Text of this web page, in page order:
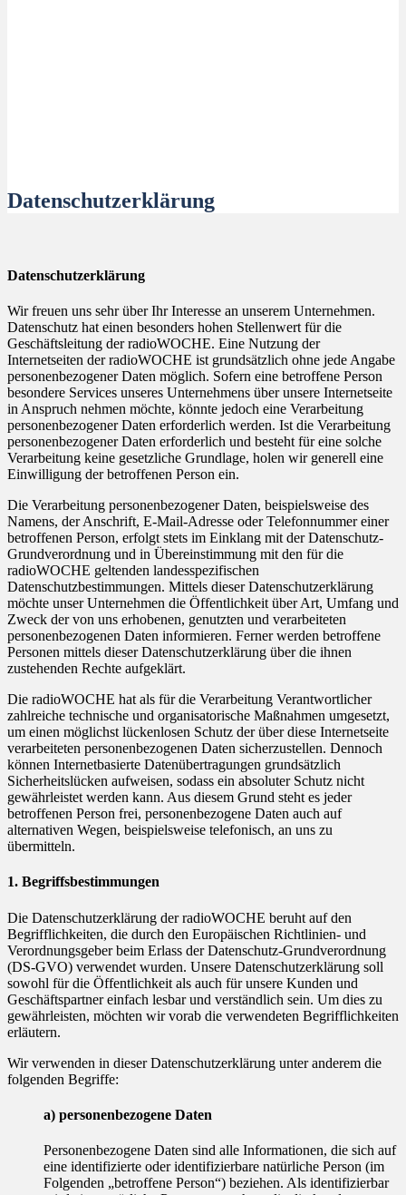
Datenschutzerklärung
Datenschutzerklärung
Wir freuen uns sehr über Ihr Interesse an unserem Unternehmen.
Datenschutz hat einen besonders hohen Stellenwert für die
Geschäftsleitung der radioWOCHE. Eine Nutzung der
Internetseiten der radioWOCHE ist grundsätzlich ohne jede Angabe
personenbezogener Daten möglich. Sofern eine betroffene Person
besondere Services unseres Unternehmens über unsere Internetseite
in Anspruch nehmen möchte, könnte jedoch eine Verarbeitung
personenbezogener Daten erforderlich werden. Ist die Verarbeitung
personenbezogener Daten erforderlich und besteht für eine solche
Verarbeitung keine gesetzliche Grundlage, holen wir generell eine
Einwilligung der betroffenen Person ein.
Die Verarbeitung personenbezogener Daten, beispielsweise des
Namens, der Anschrift, E-Mail-Adresse oder Telefonnummer einer
betroffenen Person, erfolgt stets im Einklang mit der Datenschutz-
Grundverordnung und in Übereinstimmung mit den für die
radioWOCHE geltenden landesspezifischen
Datenschutzbestimmungen. Mittels dieser Datenschutzerklärung
möchte unser Unternehmen die Öffentlichkeit über Art, Umfang und
Zweck der von uns erhobenen, genutzten und verarbeiteten
personenbezogenen Daten informieren. Ferner werden betroffene
Personen mittels dieser Datenschutzerklärung über die ihnen
zustehenden Rechte aufgeklärt.
Die radioWOCHE hat als für die Verarbeitung Verantwortlicher
zahlreiche technische und organisatorische Maßnahmen umgesetzt,
um einen möglichst lückenlosen Schutz der über diese Internetseite
verarbeiteten personenbezogenen Daten sicherzustellen. Dennoch
können Internetbasierte Datenübertragungen grundsätzlich
Sicherheitslücken aufweisen, sodass ein absoluter Schutz nicht
gewährleistet werden kann. Aus diesem Grund steht es jeder
betroffenen Person frei, personenbezogene Daten auch auf
alternativen Wegen, beispielsweise telefonisch, an uns zu
übermitteln.
1. Begriffsbestimmungen
Die Datenschutzerklärung der radioWOCHE beruht auf den
Begrifflichkeiten, die durch den Europäischen Richtlinien- und
Verordnungsgeber beim Erlass der Datenschutz-Grundverordnung
(DS-GVO) verwendet wurden. Unsere Datenschutzerklärung soll
sowohl für die Öffentlichkeit als auch für unsere Kunden und
Geschäftspartner einfach lesbar und verständlich sein. Um dies zu
gewährleisten, möchten wir vorab die verwendeten Begrifflichkeiten
erläutern.
Wir verwenden in dieser Datenschutzerklärung unter anderem die
folgenden Begriffe:
a) personenbezogene Daten
Personenbezogene Daten sind alle Informationen, die sich auf
eine identifizierte oder identifizierbare natürliche Person (im
Folgenden „betroffene Person“) beziehen. Als identifizierbar